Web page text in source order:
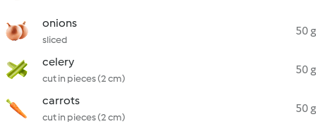
onions
sliced
50 g
celery
cut in pieces (2 cm)
50 g
carrots
cut in pieces (2 cm)
50 g